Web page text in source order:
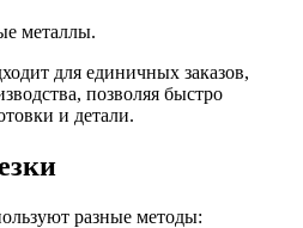
металлы.
для единичных заказов,
позволяя быстро
и детали.
разные методы: